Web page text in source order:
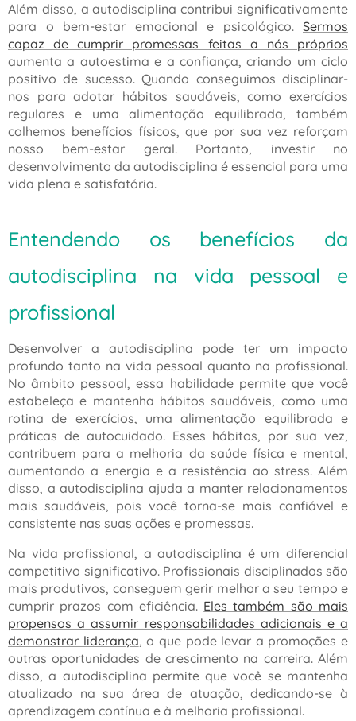
Além disso, a autodisciplina contribui significativamente
para o bem-estar emocional e psicológico. Sermos
capaz de cumprir promessas feitas a nós próprios
aumenta a autoestima e a confiança, criando um ciclo
positivo de sucesso. Quando conseguimos disciplinar-
nos para adotar hábitos saudáveis, como exercícios
regulares e uma alimentação equilibrada, também
colhemos benefícios físicos, que por sua vez reforçam
nosso bem-estar geral. Portanto, investir no
desenvolvimento da autodisciplina é essencial para uma
vida plena e satisfatória.
Entendendo os benefícios da
autodisciplina na vida pessoal e
profissional
Desenvolver a autodisciplina pode ter um impacto
profundo tanto na vida pessoal quanto na profissional.
No âmbito pessoal, essa habilidade permite que você
estabeleça e mantenha hábitos saudáveis, como uma
rotina de exercícios, uma alimentação equilibrada e
práticas de autocuidado. Esses hábitos, por sua vez,
contribuem para a melhoria da saúde física e mental,
aumentando a energia e a resistência ao stress. Além
disso, a autodisciplina ajuda a manter relacionamentos
mais saudáveis, pois você torna-se mais confiável e
consistente nas suas ações e promessas.
Na vida profissional, a autodisciplina é um diferencial
competitivo significativo. Profissionais disciplinados são
mais produtivos, conseguem gerir melhor a seu tempo e
cumprir prazos com eficiência. Eles também são mais
propensos a assumir responsabilidades adicionais e a
demonstrar liderança, o que pode levar a promoções e
outras oportunidades de crescimento na carreira. Além
disso, a autodisciplina permite que você se mantenha
atualizado na sua área de atuação, dedicando-se à
aprendizagem contínua e à melhoria profissional.